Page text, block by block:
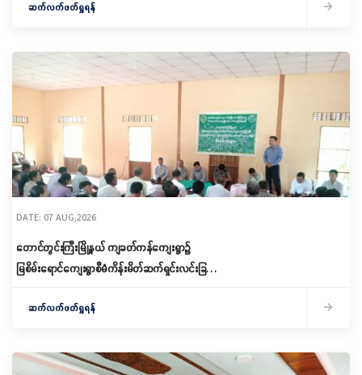
ဆက်လက်ဖတ်ရှုရန်
DATE: 07 AUG,2026
တောင်တွင်းကြီးမြို့နယ် ကျခတ်ကန်ကျေးရွာ၌
မြစိမ်းရောင်ကျေးရွာစီမံကိန်းမိတ်ဆက်ရှင်းလင်းခြင်း
ဆက်လက်ဖတ်ရှုရန်